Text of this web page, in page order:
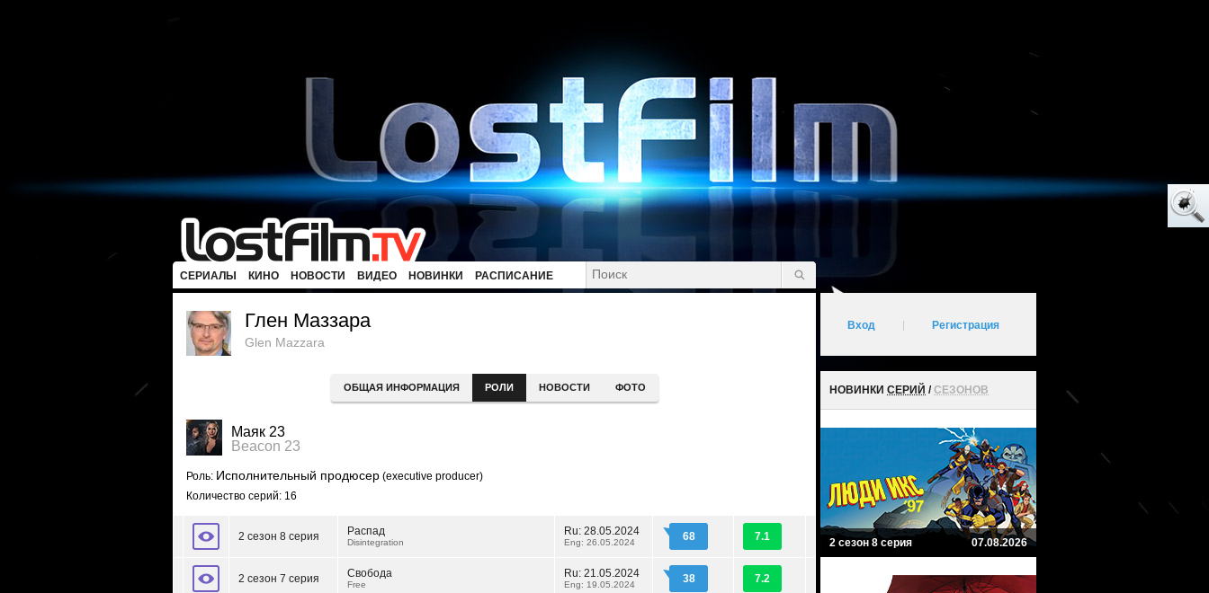
СЕРИАЛЫ КИНО НОВОСТИ ВИДЕО НОВИНКИ РАСПИСАНИЕ
Глен Маззара
Glen Mazzara
ОБЩАЯ ИНФОРМАЦИЯ РОЛИ НОВОСТИ ФОТО
Маяк 23
Beacon 23
Роль: Исполнительный продюсер (executive producer)
Количество серий: 16
2 сезон 8 серия Распад
Disintegration
Ru: 28.05.2024
Eng: 26.05.2024 68 7.1
2 сезон 7 серия Свобода
Free
Ru: 21.05.2024
Eng: 19.05.2024 38 7.2
Вход Регистрация
НОВИНКИ СЕРИЙ /СЕЗОНОВ
2 сезон 8 серия 07.08.2026